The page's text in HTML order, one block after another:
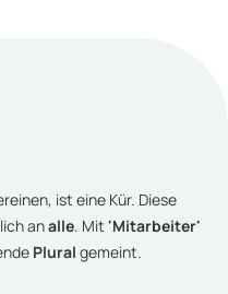
ist eine Kür. Diese
analle. Mit 'Mitarbeiter'
Plural gemeint.